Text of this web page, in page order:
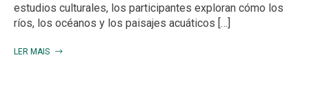
estudios culturales, los participantes exploran cómo los
ríos, los océanos y los paisajes acuáticos […]
LER MAIS